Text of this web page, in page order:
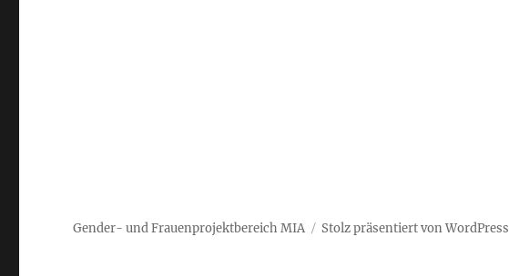
Gender- und Frauenprojektbereich MIA Stolz präsentiert von WordPress